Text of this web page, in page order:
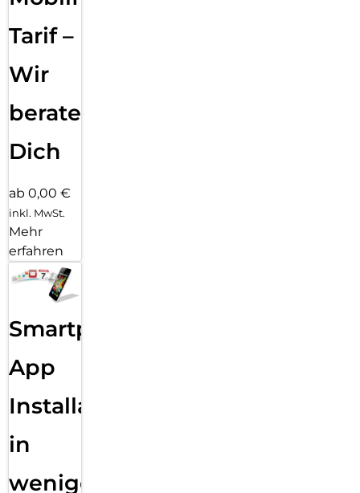
Tarif –
Wir
beraten
Dich
ab 0,00 €
inkl. MwSt.
Mehr
erfahren
Smartphone
App
Installation
in
wenigen